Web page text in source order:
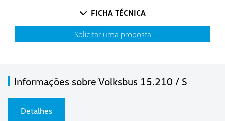
FICHA TÉCNICA
Solicitar uma proposta
Informações sobre Volksbus 15.210 / S
Detalhes